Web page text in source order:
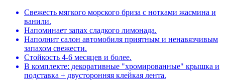
Свежесть мягкого морского бриза с нотками жасмина и
ванили.
Напоминает запах сладкого лимонада.
Наполнит салон автомобиля приятным и ненавязчивым
запахом свежести.
Стойкость 4-6 месяцев и более.
В комплекте: декоративные "хромированные" крышка и
подставка + двусторонняя клейкая лента.